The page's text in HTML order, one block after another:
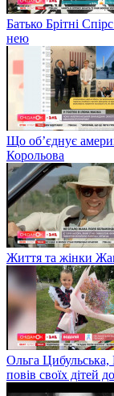
Батько Брітні
нею
Що об’єднує
Корольова
Життя та жінки
Ольга
повів своїх дітей